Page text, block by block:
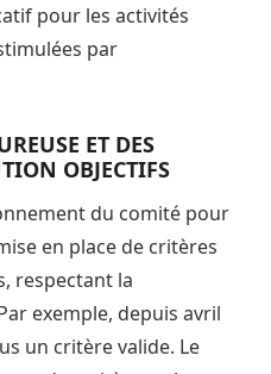
pour les activités
par
ET DES
OBJECTIFS
du comité pour
en place de critères
respectant la
exemple, depuis avril
un critère valide. Le